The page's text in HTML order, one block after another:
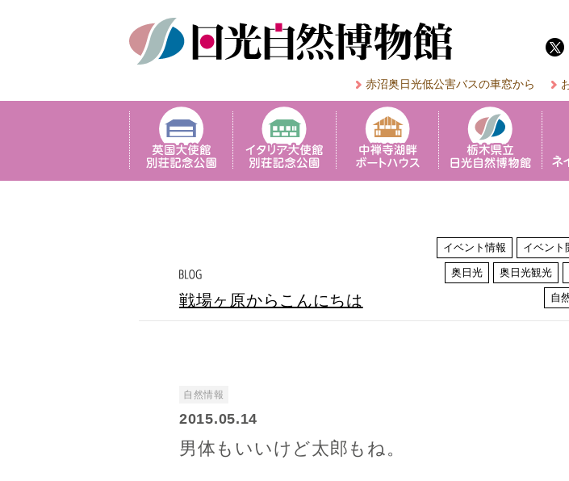
赤沼奥日光低公害バスの車窓から
戦場ヶ原からこんにちは
イベント情報 イベント
奥日光 奥日光観光
自
自然情報
2015.05.14
男体もいいけど太郎もね。